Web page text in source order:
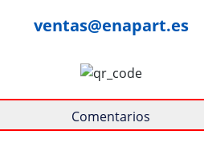
ventas@enapart.es
Comentarios